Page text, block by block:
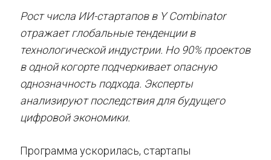
Рост числа ИИ-стартапов в Y Combinator
отражает глобальные тенденции в
технологической индустрии. Но 90% проектов
в одной когорте подчеркивает опасную
однозначность подхода. Эксперты
анализируют последствия для будущего
цифровой экономики.
Программа ускорилась, стартапы